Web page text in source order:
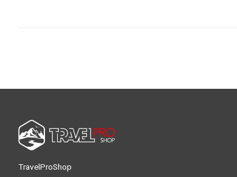
TravelProShop